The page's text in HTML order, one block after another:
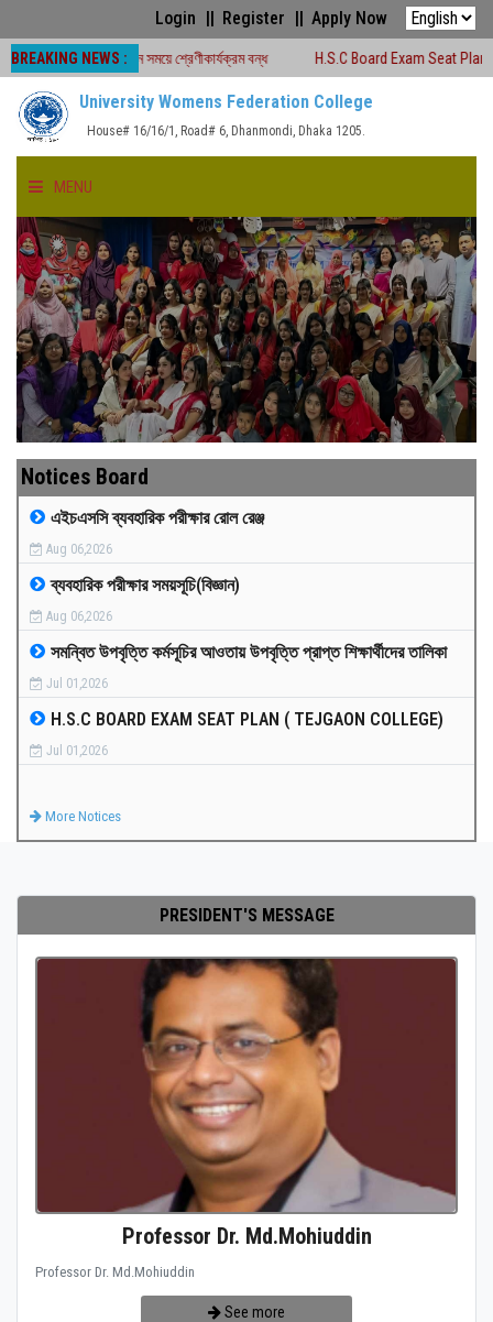
Login Register Apply Now
BREAKING NEWS :
চলাকালীন সময়ে শ্রেণীকার্যক্রম বন্ধ H.S.C Board Exam Seat Plan ( TEJGAON
University Womens Federation College
House# 16/16/1, Road# 6, Dhanmondi, Dhaka 1205.
MENU
HOME
ABOUT US
FACULTIES
ACADEMICS
GALLERY
MEDIA
PAYMENT
CO-CURRICULUM
RESULTS
Notices Board
এইচএসসি ব্যবহারিক পরীক্ষার রোল রেঞ্জ
Aug 06,2026
ব্যবহারিক পরীক্ষার সময়সূচি(বিজ্ঞান)
Aug 06,2026
সমন্বিত উপবৃত্তি কর্মসূচির আওতায় উপবৃত্তি প্রাপ্ত শিক্ষার্থীদের তালিকা
Jul 01,2026
H.S.C BOARD EXAM SEAT PLAN ( TEJGAON COLLEGE)
Jul 01,2026
More Notices
PRESIDENT'S MESSAGE
Professor Dr. Md.Mohiuddin
Professor Dr. Md.Mohiuddin
See more